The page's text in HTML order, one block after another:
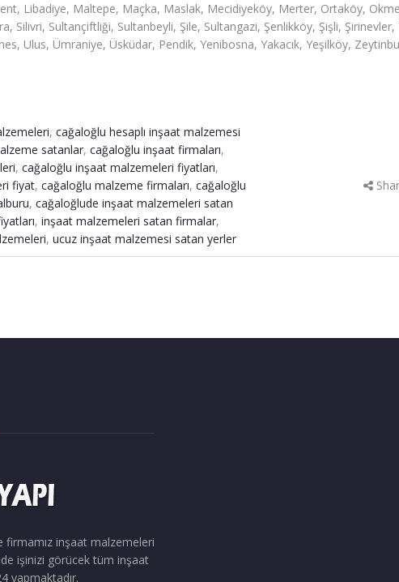
Libadiye, Maltepe, Maçka, Maslak, Mecidiyeköy, Merter, Ortaköy,
Silivri, Sultançiftliği, Sultanbeyli, Şile, Sultangazi, Şenlikköy, Şişli,
Ulus, Ümraniye, Üsküdar, Pendik, Yenibosna, Yakacık, Yeşilköy,
, cağaloğlu hesaplı inşaat malzemesi
satanlar, cağaloğlu inşaat firmaları,
, cağaloğlu inşaat malzemeleri fiyatları,
fiyat, cağaloğlu malzeme firmaları, cağaloğlu
, cağaloğlude inşaat malzemeleri satan
, inşaat malzemeleri satan firmalar,
, ucuz inşaat malzemesi satan yerler
firmamız inşaat malzemeleri
işinizi görücek tüm inşaat
yapmaktadır.